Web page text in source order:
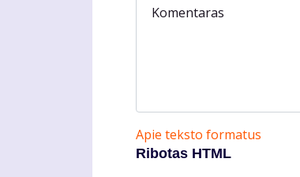
Komentaras
Apie teksto formatus
Ribotas HTML